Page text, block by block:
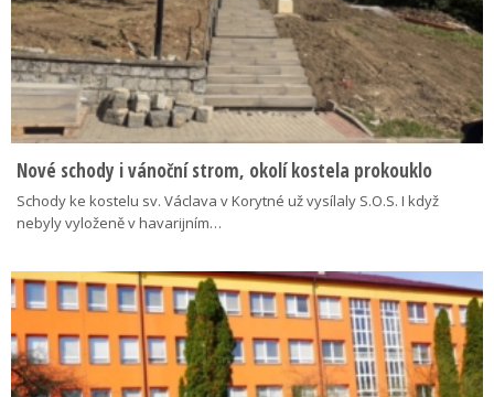
Nové schody i vánoční strom, okolí kostela prokouklo
Schody ke kostelu sv. Václava v Korytné už vysílaly S.O.S. I když
nebyly vyloženě v havarijním…